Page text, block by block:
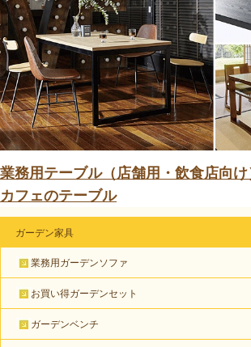
業務用テーブル（店舗用・飲食店向
カフェのテーブル
ガーデン家具
業務用ガーデンソファ
お買い得ガーデンセット
ガーデンベンチ